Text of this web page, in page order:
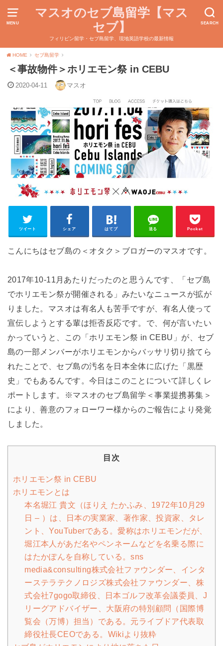
MENU SEARCH
マスオのセブ島留学【マス
セブ】
フィリピン留学・セブ島留学、現地英語学校の最新情報
HOME セブ島留学
＜事故物件＞ホリエモン祭 in CEBU
2020-04-11 マスオ
ツイート シェア はてブ 送る Pocket
こんにちはセブ島の＜オタク＞ブロガーのマスオです。
2017年10-11月あたりだったのと思うんです、「セブ島
でホリエモン祭が開催される」みたいなニュースが拡が
りました。マスオは有名人も苦手ですが、有名人使って
宣伝しようとする輩は拒否反応です。で、何が言いたい
かっていうと、この「ホリエモン祭 in CEBU」が、セブ
島の一部メンバーがホリエモンからバッサリ切り捨てら
れたことで、セブ島の汚名を日本全体に広げた「黒歴
史」でもあるんです。今日はこのことについて詳しくレ
ポートします。※マスオのセブ島留学＜事業提携募集＞
により、善意のフォローワー様からのご報告により発覚
しました。
目次
ホリエモン祭 in CEBU
ホリエモンとは
本名堀江 貴文（ほりえ たかふみ、1972年10月29
日 – ）は、日本の実業家、著作家、投資家、タレ
ント、YouTuberである。愛称はホリエモンだが、
堀江本人があだ名やペンネームなどを名乗る際に
はたかぽんを自称している。sns
media&consulting株式会社ファウンダー、インタ
ーステラテクノロジズ株式会社ファウンダー、株
式会社7gogo取締役、日本ゴルフ改革会議委員、J
リーグアドバイザー、大阪府の特別顧問（国際博
覧会（万博）担当）である。元ライブドア代表取
締役社長CEOである。Wikiより抜粋